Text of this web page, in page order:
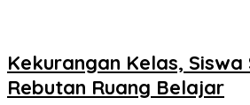
Kekurangan Kelas, Siswa
Rebutan Ruang Belajar